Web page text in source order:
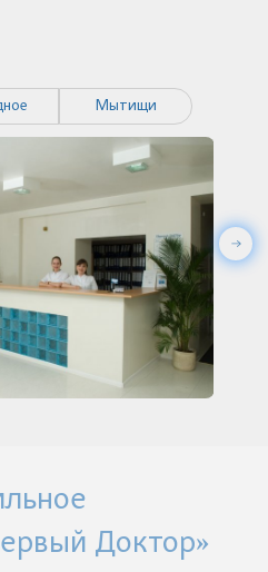
Мытищи
Доктор»